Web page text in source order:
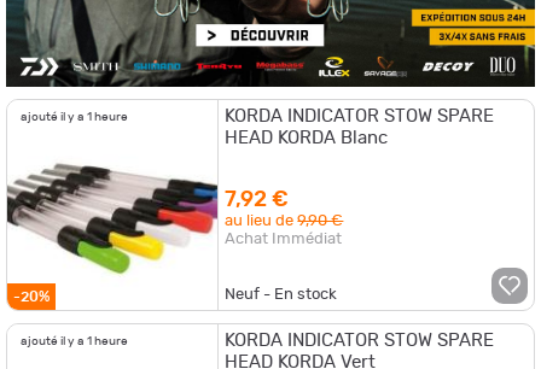
ajouté il y a 1 heure
-20%
KORDA INDICATOR STOW SPARE
HEAD KORDA Blanc
7,92 €
au lieu de9,90 €
Achat Immédiat
Neuf - En stock
ajouté il y a 1 heure
KORDA INDICATOR STOW SPARE
HEAD KORDA Vert